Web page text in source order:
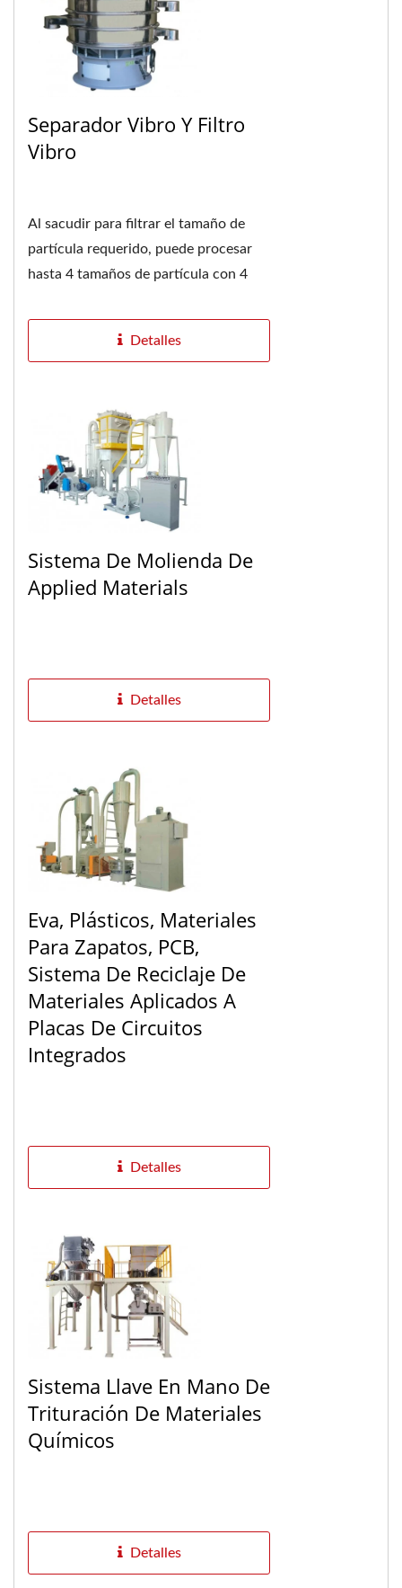
Separador Vibro Y Filtro
Vibro
Al sacudir para filtrar el tamaño de
partícula requerido, puede procesar
hasta 4 tamaños de partícula con 4
de la pantalla...
Detalles
Sistema De Molienda De
Applied Materials
Detalles
Eva, Plásticos, Materiales
Para Zapatos, PCB,
Sistema De Reciclaje De
Materiales Aplicados A
Placas De Circuitos
Integrados
Detalles
Sistema Llave En Mano De
Trituración De Materiales
Químicos
Detalles